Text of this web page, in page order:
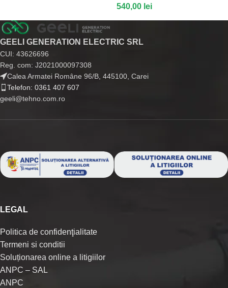
540,00 lei
GEELI GENERATION ELECTRIC SRL
CUI: 43626696
Reg. com: J2021000097308
Calea Armatei Române 96/B, 445100, Carei
Telefon: 0361 407 607
geeli@tehno.com.ro
LEGAL
Politica de confidenţialitate
Termeni si conditii
Soluționarea online a litigiilor
ANPC – SAL
ANPC